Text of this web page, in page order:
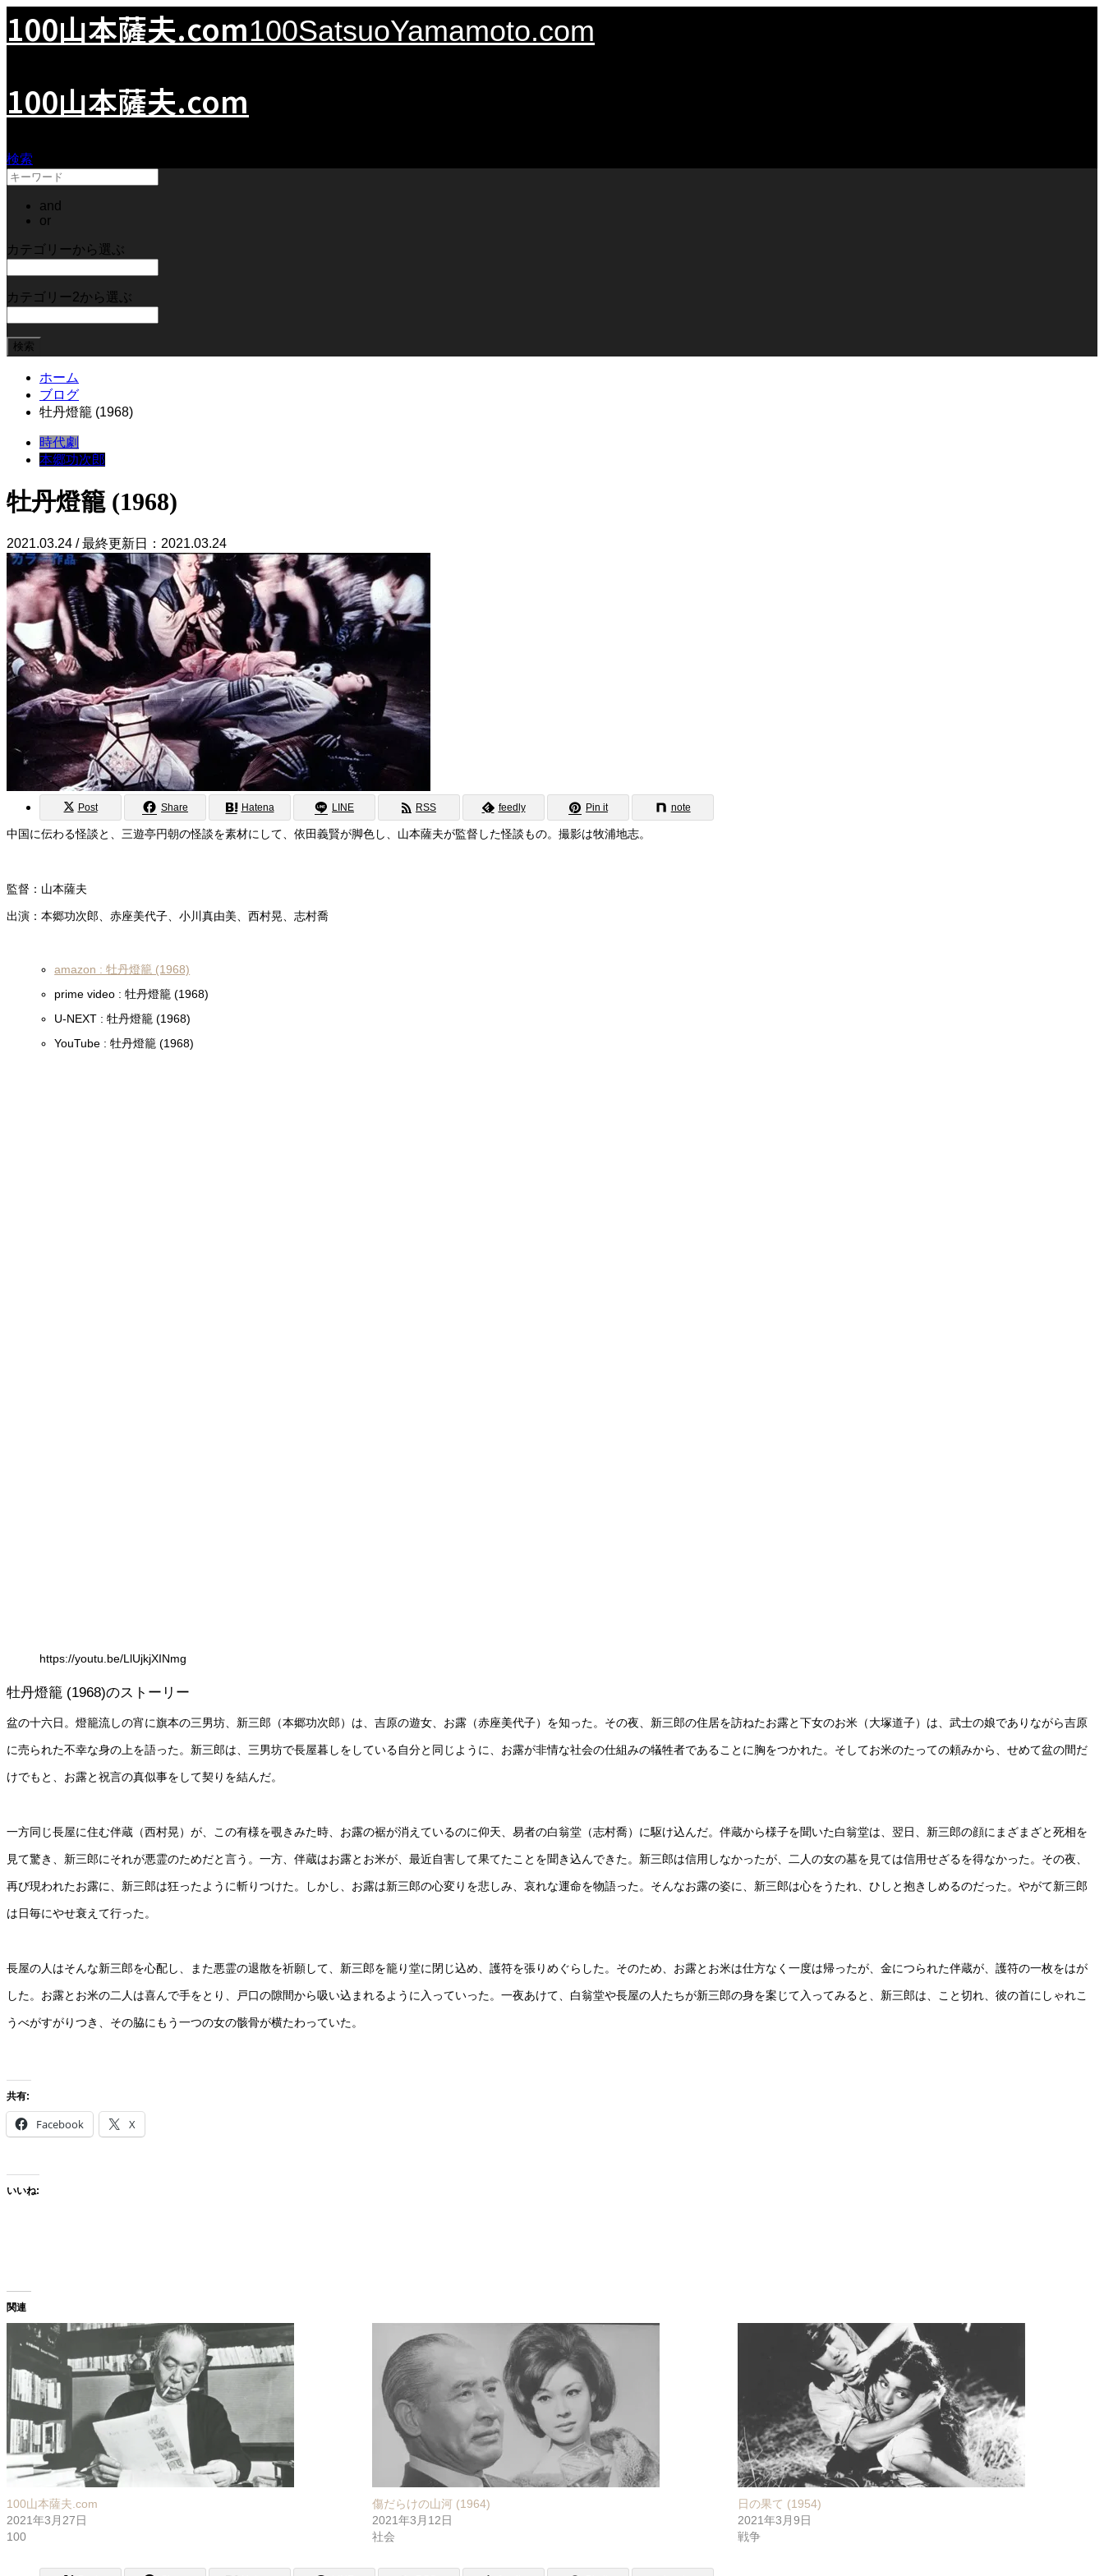
100山本薩夫.com100SatsuoYamamoto.com
100山本薩夫.com
検索
and
or
カテゴリーから選ぶ
カテゴリー2から選ぶ
ホーム
ブログ
牡丹燈籠 (1968)
時代劇
本郷功次郎
牡丹燈籠 (1968)
2021.03.24 / 最終更新日：2021.03.24
Post Share Hatena LINE RSS feedly Pin it note
中国に伝わる怪談と、三遊亭円朝の怪談を素材にして、依田義賢が脚色し、山本薩夫が監督した怪談もの。撮影は牧浦地志。
監督：山本薩夫
出演：本郷功次郎、赤座美代子、小川真由美、西村晃、志村喬
amazon : 牡丹燈籠 (1968)
prime video : 牡丹燈籠 (1968)
U-NEXT : 牡丹燈籠 (1968)
YouTube : 牡丹燈籠 (1968)
https://youtu.be/LlUjkjXINmg
牡丹燈籠 (1968)のストーリー
盆の十六日。燈籠流しの宵に旗本の三男坊、新三郎（本郷功次郎）は、吉原の遊女、お露（赤座美代子）を知った。その夜、新三郎の住居を訪ねたお露と下女のお米（大塚道子）は、武士の娘でありながら吉原
に売られた不幸な身の上を語った。新三郎は、三男坊で長屋暮しをしている自分と同じように、お露が非情な社会の仕組みの犠牲者であることに胸をつかれた。そしてお米のたっての頼みから、せめて盆の間だ
けでもと、お露と祝言の真似事をして契りを結んだ。
一方同じ長屋に住む伴蔵（西村晃）が、この有様を覗きみた時、お露の裾が消えているのに仰天、易者の白翁堂（志村喬）に駆け込んだ。伴蔵から様子を聞いた白翁堂は、翌日、新三郎の顔にまざまざと死相を
見て驚き、新三郎にそれが悪霊のためだと言う。一方、伴蔵はお露とお米が、最近自害して果てたことを聞き込んできた。新三郎は信用しなかったが、二人の女の墓を見ては信用せざるを得なかった。その夜、
再び現われたお露に、新三郎は狂ったように斬りつけた。しかし、お露は新三郎の心変りを悲しみ、哀れな運命を物語った。そんなお露の姿に、新三郎は心をうたれ、ひしと抱きしめるのだった。やがて新三郎
は日毎にやせ衰えて行った。
長屋の人はそんな新三郎を心配し、また悪霊の退散を祈願して、新三郎を籠り堂に閉じ込め、護符を張りめぐらした。そのため、お露とお米は仕方なく一度は帰ったが、金につられた伴蔵が、護符の一枚をはが
した。お露とお米の二人は喜んで手をとり、戸口の隙間から吸い込まれるように入っていった。一夜あけて、白翁堂や長屋の人たちが新三郎の身を案じて入ってみると、新三郎は、こと切れ、彼の首にしゃれこ
うべがすがりつき、その脇にもう一つの女の骸骨が横たわっていた。
共有:
Facebook X
いいね:
関連
100山本薩夫.com
2021年3月27日
100
傷だらけの山河 (1964)
2021年3月12日
社会
日の果て (1954)
2021年3月9日
戦争